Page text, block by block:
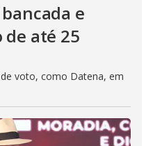
bancada e
de até 25
voto, como Datena, em